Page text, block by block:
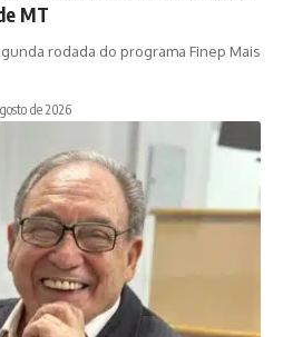
MT
rodada do programa Finep Mais
de 2026